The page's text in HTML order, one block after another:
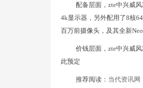
配备层面，zte中兴威
4k显示器，另外配用了8核
百万前摄像头，及其全新
价钱层面，zte中兴威
此预定
推荐阅读： 当代资讯网